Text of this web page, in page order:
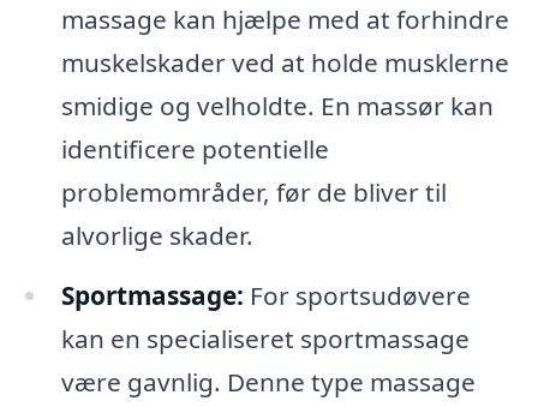
massage kan hjælpe med at forhindre
muskelskader ved at holde musklerne
smidige og velholdte. En massør kan
identificere potentielle
problemområder, før de bliver til
alvorlige skader.
Sportmassage: For sportsudøvere
kan en specialiseret sportmassage
være gavnlig. Denne type massage